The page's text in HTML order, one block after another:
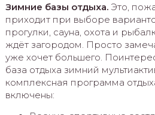
Зимние базы отдыха.Это,
приходит при выборе
прогулки, сауна, охота и
ждёт загородом. Просто
уже хочет большего.
база отдыха зимний
комплексная программа
включены: